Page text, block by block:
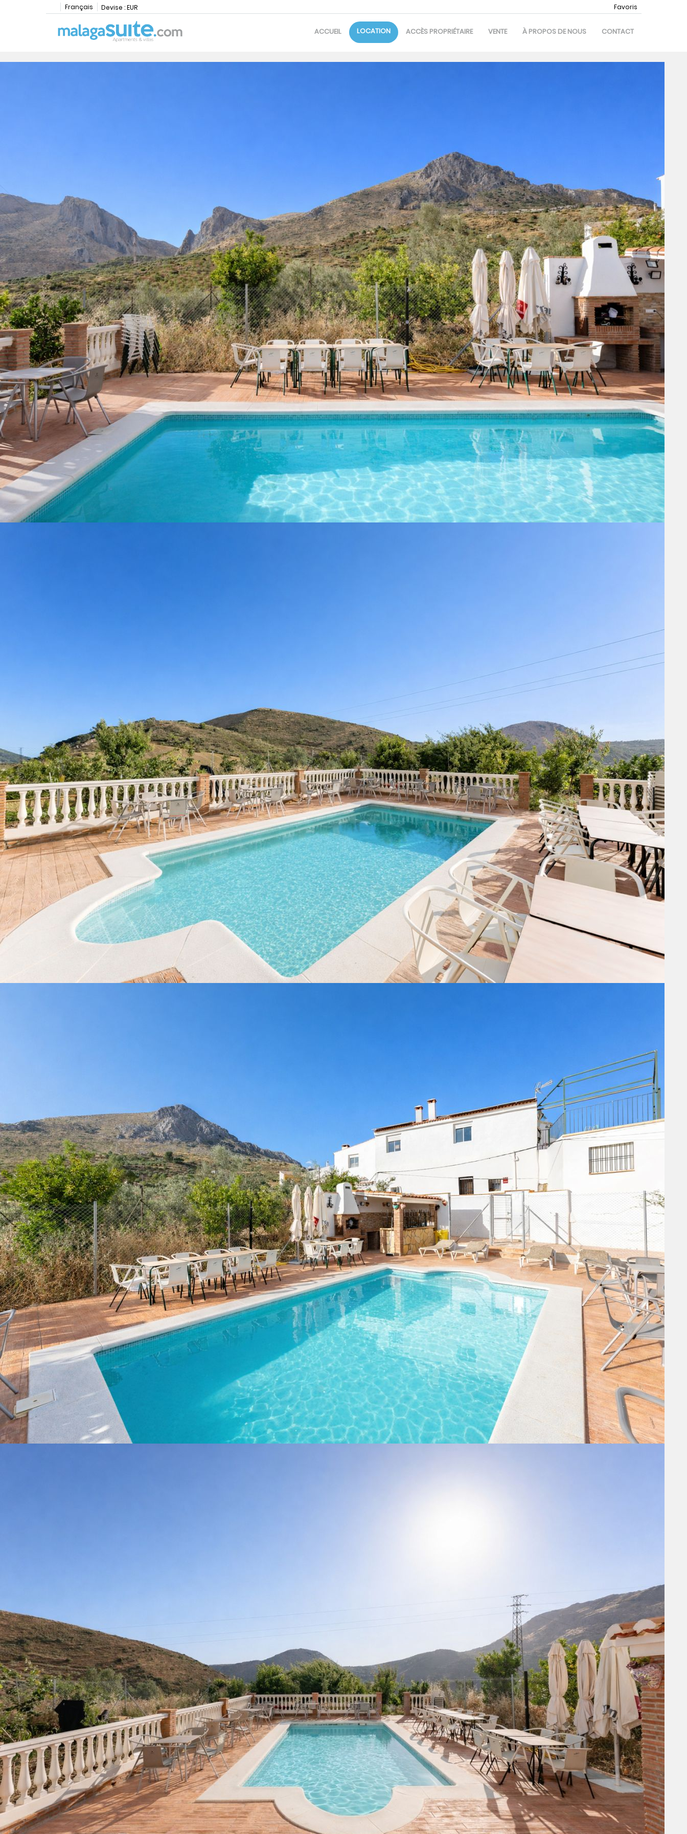
Français Devise : EUR Favoris
ACCUEIL LOCATION ACCÈS PROPRIÉTAIRE VENTE À PROPOS DE NOUS CONTACT